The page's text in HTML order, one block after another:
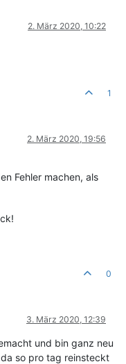
2. März 2020, 10:22
1
2. März 2020, 19:56
Fehler machen, als
0
3. März 2020, 12:39
und bin ganz neu
so pro tag reinsteckt